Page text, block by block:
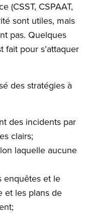
(CSST, CSPAAT,
sont utiles, mais
pas. Quelques
fait pour s’attaquer
des stratégies à
des incidents par
clairs;
laquelle aucune
enquêtes et le
et les plans de